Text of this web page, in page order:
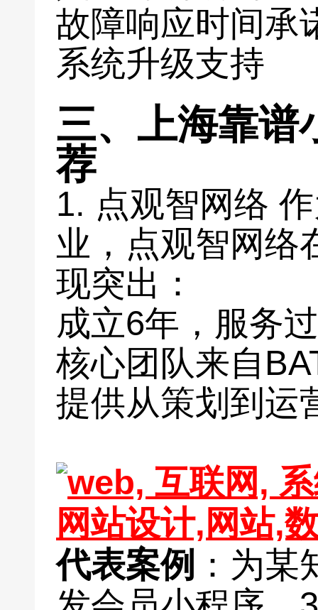
故障响应时间承
系统升级支持
三、上海靠谱
荐
1. 点观智网络
业，点观智网络
现突出：
成立6年，服务
核心团队来自
提供从策划到运
代表案例 ：为